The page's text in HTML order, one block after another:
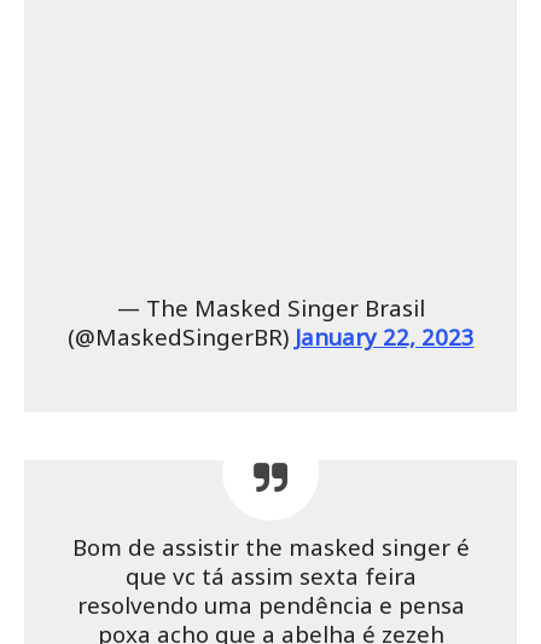
— The Masked Singer Brasil
(@MaskedSingerBR) January 22, 2023
Bom de assistir the masked singer é
que vc tá assim sexta feira
resolvendo uma pendência e pensa
poxa acho que a abelha é zezeh